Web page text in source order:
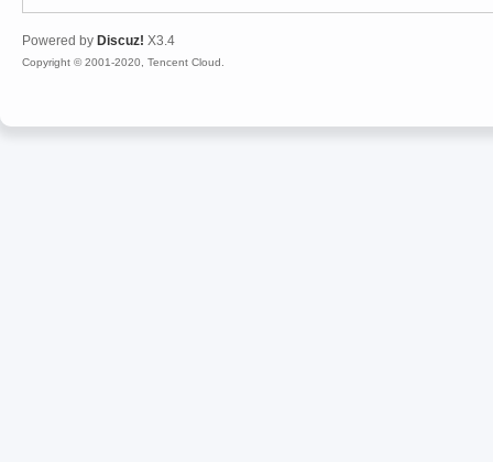
魔
Powered by Discuz! X3.4
Copyright © 2001-2020, Tencent Cloud.